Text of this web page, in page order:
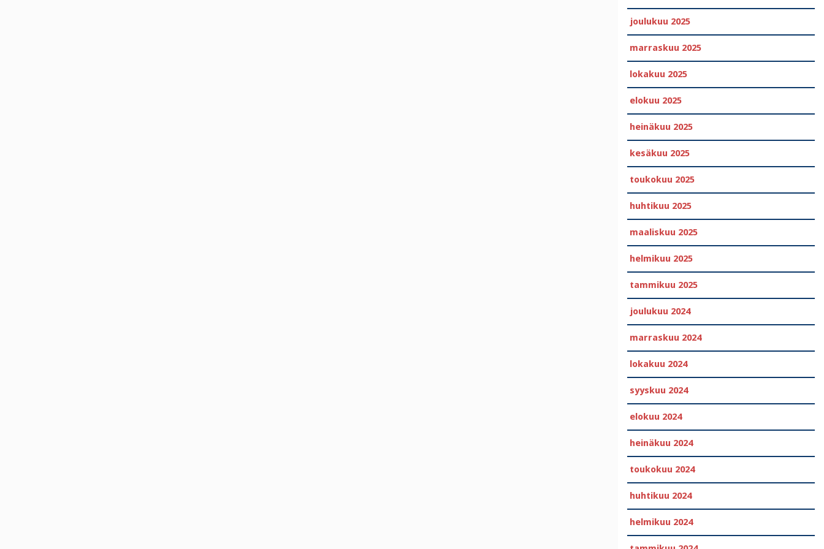
joulukuu 2025
marraskuu 2025
lokakuu 2025
elokuu 2025
heinäkuu 2025
kesäkuu 2025
toukokuu 2025
huhtikuu 2025
maaliskuu 2025
helmikuu 2025
tammikuu 2025
joulukuu 2024
marraskuu 2024
lokakuu 2024
syyskuu 2024
elokuu 2024
heinäkuu 2024
toukokuu 2024
huhtikuu 2024
helmikuu 2024